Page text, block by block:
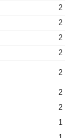
2
2
2
2
2
2
2
1